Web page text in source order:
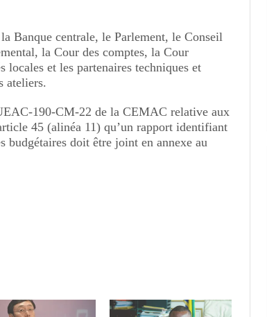
Banque centrale, le Parlement, le Conseil
la Cour des comptes, la Cour
et les partenaires techniques et
ateliers.
190-CM-22 de la CEMAC relative aux
45 (alinéa 11) qu’un rapport identifiant
budgétaires doit être joint en annexe au